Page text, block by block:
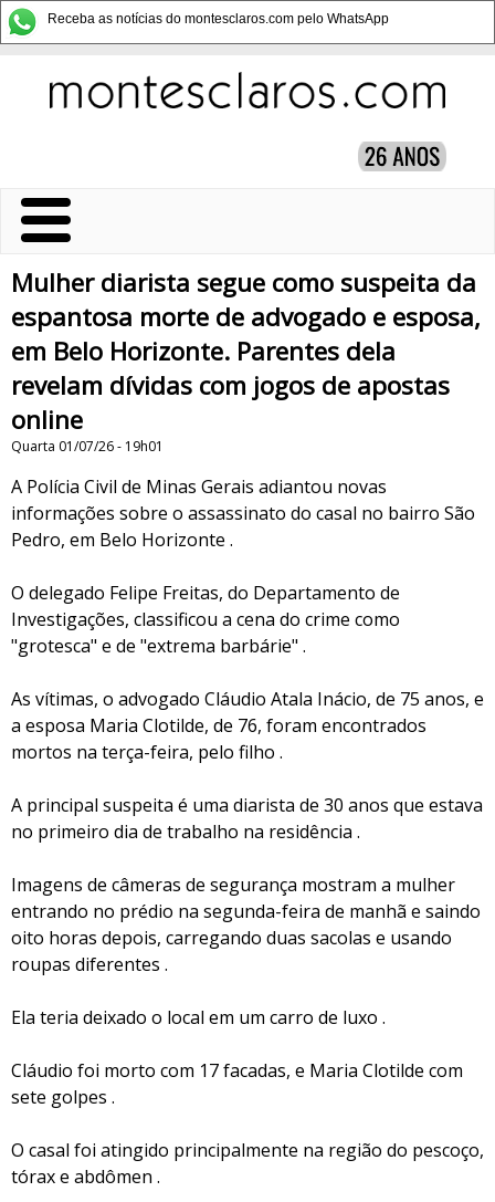
Receba as notícias do montesclaros.com pelo WhatsApp
Mulher diarista segue como suspeita da
espantosa morte de advogado e esposa,
em Belo Horizonte. Parentes dela
revelam dívidas com jogos de apostas
online
Quarta 01/07/26 - 19h01
A Polícia Civil de Minas Gerais adiantou novas
informações sobre o assassinato do casal no bairro São
Pedro, em Belo Horizonte .
O delegado Felipe Freitas, do Departamento de
Investigações, classificou a cena do crime como
"grotesca" e de "extrema barbárie" .
As vítimas, o advogado Cláudio Atala Inácio, de 75 anos, e
a esposa Maria Clotilde, de 76, foram encontrados
mortos na terça-feira, pelo filho .
A principal suspeita é uma diarista de 30 anos que estava
no primeiro dia de trabalho na residência .
Imagens de câmeras de segurança mostram a mulher
entrando no prédio na segunda-feira de manhã e saindo
oito horas depois, carregando duas sacolas e usando
roupas diferentes .
Ela teria deixado o local em um carro de luxo .
Cláudio foi morto com 17 facadas, e Maria Clotilde com
sete golpes .
O casal foi atingido principalmente na região do pescoço,
tórax e abdômen .